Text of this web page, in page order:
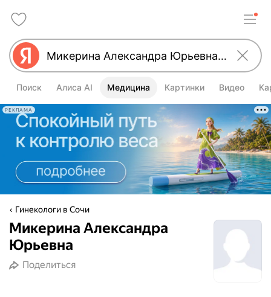
Поиск Алиса AI Медицина Картинки Видео
РЕКЛАМА
Гинекологи в Сочи
Микерина Александра
Юрьевна
Поделиться